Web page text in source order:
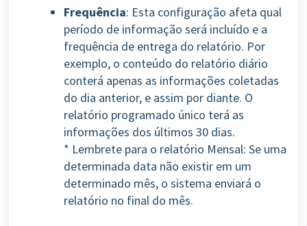
Frequência: Esta configuração afeta qual
período de informação será incluído e a
frequência de entrega do relatório. Por
exemplo, o conteúdo do relatório diário
conterá apenas as informações coletadas
do dia anterior, e assim por diante. O
relatório programado único terá as
informações dos últimos 30 dias.
* Lembrete para o relatório Mensal: Se uma
determinada data não existir em um
determinado mês, o sistema enviará o
relatório no final do mês.